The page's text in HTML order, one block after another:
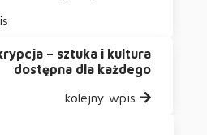
– sztuka i kultura
dostępna dla każdego
kolejny wpis